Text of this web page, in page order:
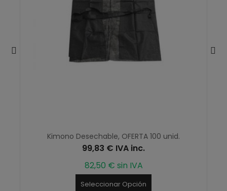
Kimono Desechable, OFERTA 100 unid.
99,83 € IVA inc.
82,50 € sin IVA
Seleccionar Opción